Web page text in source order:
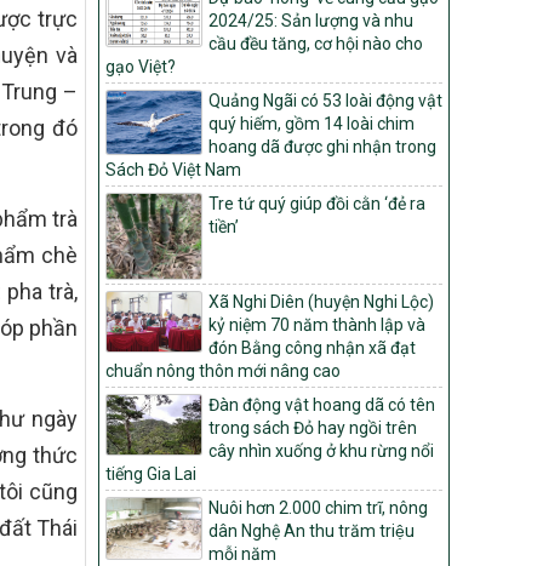
trực
và
–
đó
trà
chè
trà,
phần
ngày
thức
cũng
Thái
Môi trường
Quyết định số: 26/2026/QĐ-TTg
Quyết định ban hành Bộ tiêu chí và quy
trình đánh giá, phân hạng sản phẩm Mỗi
xã một sản phẩm
số: 19/2026/QĐ-TTg
Quy định điều kiện, trình tự, thủ tục, hồ sơ
xét, công nhận, công bố và thu hồi quyết
định công nhận xã đạt chuẩn nông thôn
mới, xã đạt nông thôn mới hiện đại và
tỉnh, thành phố hoàn thành nhiệm vụ xây
dựng nông thôn mới giai đoạn 2026 –
2030
Quyết định số 16/2026/QĐ-TTg
Quy định nguyên tắc, tiêu chí, định mức
phân bổ ngân sách trung ương và tỉ lệ
vốn đối ứng ngân sách của địa phương
thực hiện Chương trình mục tiêu quốc gia
xây dựng nông thôn mới, giảm nghèo
bền vững và phát triển kinh tế – xã hội
vùng đồng bào dân tộc thiểu số và miền
núi giai đoạn 2026 – 2030
2024/25: Sản lượng và nhu
cầu đều tăng, cơ hội nào cho
gạo Việt?
Quảng Ngãi có 53 loài động vật
quý hiếm, gồm 14 loài chim
hoang dã được ghi nhận trong
Sách Đỏ Việt Nam
Tre tứ quý giúp đồi cằn ‘đẻ ra
tiền’
Xã Nghi Diên (huyện Nghi Lộc)
kỷ niệm 70 năm thành lập và
đón Bằng công nhận xã đạt
chuẩn nông thôn mới nâng cao
Đàn động vật hoang dã có tên
trong sách Đỏ hay ngồi trên
cây nhìn xuống ở khu rừng nổi
tiếng Gia Lai
Nuôi hơn 2.000 chim trĩ, nông
dân Nghệ An thu trăm triệu
mỗi năm